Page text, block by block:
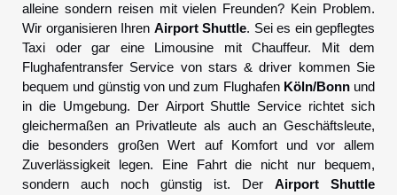
alleine sondern reisen mit vielen Freunden? Kein Problem.
Wir organisieren Ihren Airport Shuttle. Sei es ein gepflegtes
Taxi oder gar eine Limousine mit Chauffeur. Mit dem
Flughafentransfer Service von stars & driver kommen Sie
bequem und günstig von und zum Flughafen Köln/Bonnund
in die Umgebung. Der Airport Shuttle Service richtet sich
gleichermaßen an Privatleute als auch an Geschäftsleute,
die besonders großen Wert auf Komfort und vor allem
Zuverlässigkeit legen. Eine Fahrt die nicht nur bequem,
sondern auch noch günstig ist. Der Airport Shuttle